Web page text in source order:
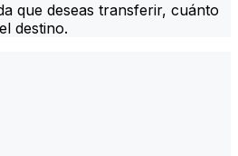
que deseas transferir, cuánto
destino.